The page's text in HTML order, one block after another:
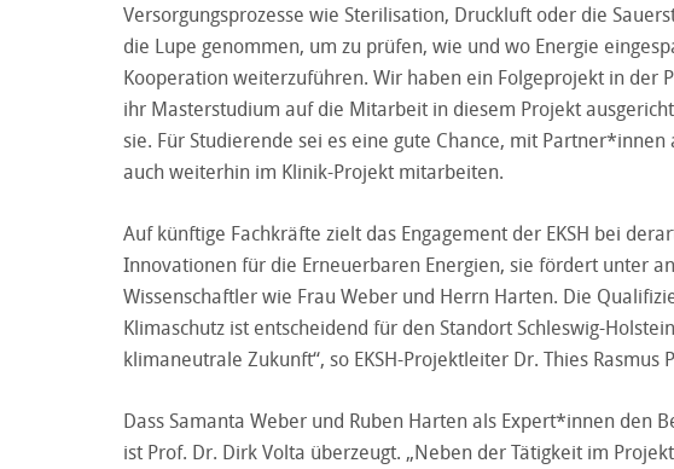
Versorgungsprozesse wie Sterilisation, Druckluft oder die
die Lupe genommen, um zu prüfen, wie und wo Energie
Kooperation weiterzuführen. Wir haben ein Folgeprojekt in der
ihr Masterstudium auf die Mitarbeit in diesem Projekt
sie. Für Studierende sei es eine gute Chance, mit
auch weiterhin im Klinik-Projekt mitarbeiten.
Auf künftige Fachkräfte zielt das Engagement der EKSH bei
Innovationen für die Erneuerbaren Energien, sie fördert unter
Wissenschaftler wie Frau Weber und Herrn Harten. Die
Klimaschutz ist entscheidend für den Standort Schleswig-
klimaneutrale Zukunft“, so EKSH-Projektleiter Dr. Thies Rasmus
Dass Samanta Weber und Ruben Harten als Expert*innen den
ist Prof. Dr. Dirk Volta überzeugt. „Neben der Tätigkeit im